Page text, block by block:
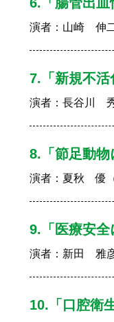
演者： 山崎 伸
7.「新規不
演者： 長谷川
8.「節足動
演者： 夏秋 優
9.「医療安
演者： 新田 雅
10.「口腔衛